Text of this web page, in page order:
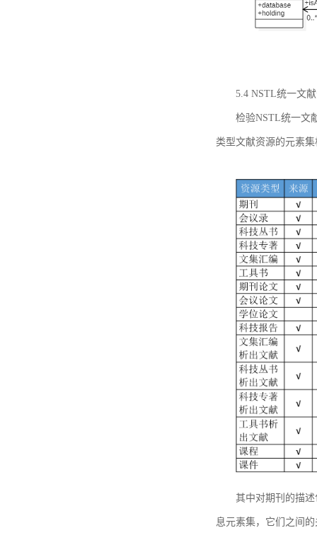
5.4 NSTL统一文
检验NSTL统一文
类型文献资源的元素
其中对期刊的描
息元素集，它们之间